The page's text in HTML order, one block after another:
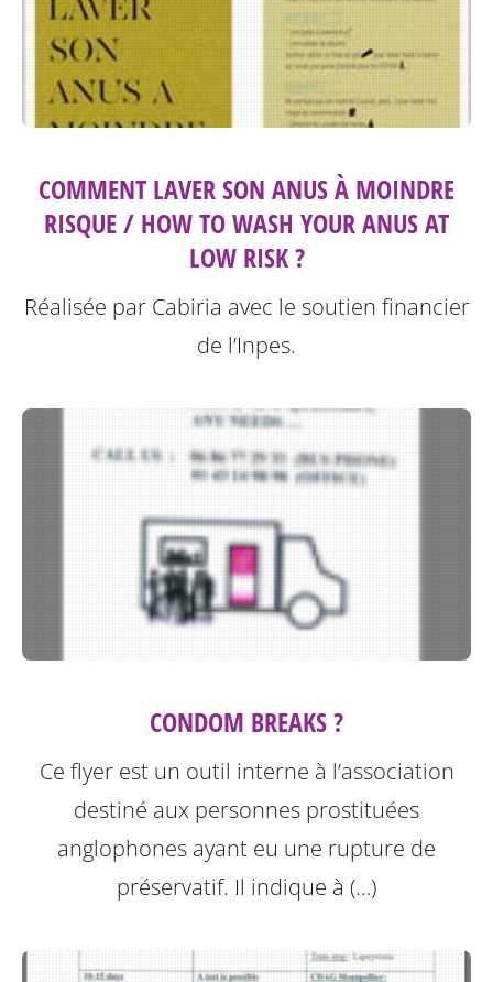
COMMENT LAVER SON ANUS À MOINDRE
RISQUE / HOW TO WASH YOUR ANUS AT
LOW RISK ?
Réalisée par Cabiria avec le soutien financier
de l’Inpes.
CONDOM BREAKS ?
Ce flyer est un outil interne à l’association
destiné aux personnes prostituées
anglophones ayant eu une rupture de
préservatif. Il indique à (…)